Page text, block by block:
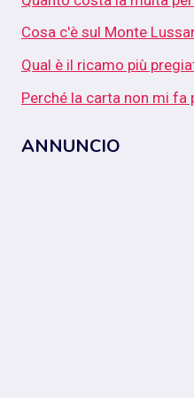
Cosa c'è sul Monte
Qual è il ricamo più
Perché la carta non mi fa
ANNUNCIO